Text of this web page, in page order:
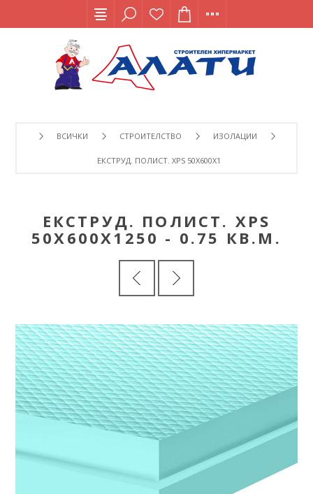
ВСИЧКИ СТРОИТЕЛСТВО ИЗОЛАЦИИ
ЕКСТРУД. ПОЛИСТ. XPS 50Х600Х1250 - 0.75 КВ.М.
ЕКСТРУД. ПОЛИСТ. XPS
50Х600Х1250 - 0.75 КВ.М.